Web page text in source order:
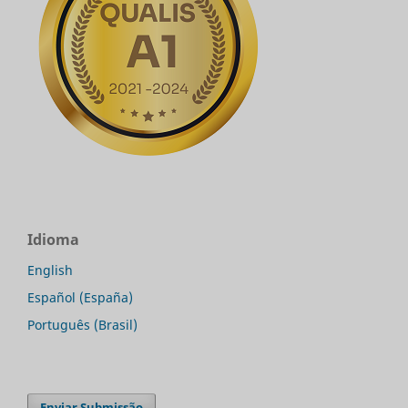
Idioma
English
Español (España)
Português (Brasil)